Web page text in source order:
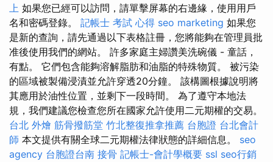
上 如果您已經可以訪問，請單擊屏幕的右邊緣，使用用戶
名和密碼登錄。 記帳士 考試 心得 seo marketing 如果您
是新的查詢，請先通過以下表格註冊，您將能夠在管理員批
准後使用我們的網站。 許多家庭主婦讚美洗碗儀 - 童話，
有點。 它們包含能夠溶解脂肪和油脂的特殊物質。 被污染
的區域被製備浸漬並允許穿透20分鐘。 該構圖根據說明將
其應用於油性位置，並剩下一段時間。 為了遵守本地法
規，我們建議您檢查您所在國家允許使用二元期權的交易。
台北 外燴 筋骨撥筋堂 竹北整復推拿推薦 台胞證 台北會計
師 本文提供有關全球二元期權法律狀態的詳細信息。 seo
agency 台胞證台南 接骨 記帳士-會計學概要 ssl seo行銷